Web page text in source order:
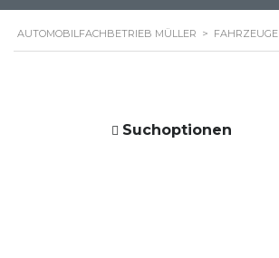
AUTOMOBILFACHBETRIEB MÜLLER > FAHRZEUGE
Suchoptionen